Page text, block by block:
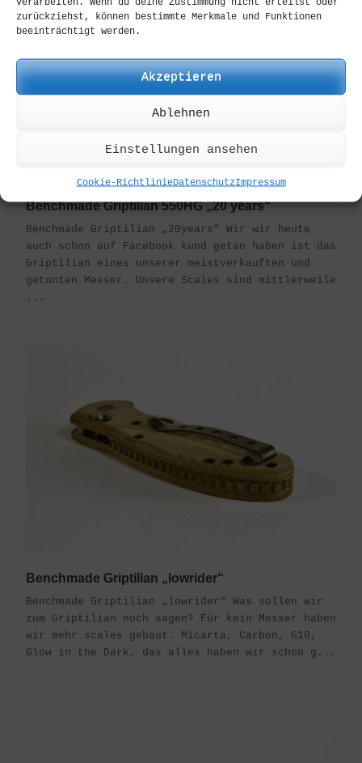
zurückziehst, können bestimmte Merkmale und Funktionen
beeinträchtigt werden.
Akzeptieren
Ablehnen
Einstellungen ansehen
Cookie-RichtlinieDatenschutzImpressum
Benchmade Griptilian 550HG „20 years“
Benchmade Griptilian „20years“ Wir wir heute
auch schon auf Facebook kund getan haben ist das
Griptilian eines unserer meistverkauften und
getunten Messer. Unsere Scales sind mittlerweile
...
Benchmade Griptilian „lowrider“
Benchmade Griptilian „lowrider“ Was sollen wir
zum Griptilian noch sagen? Für kein Messer haben
wir mehr scales gebaut. Micarta, Carbon, G10,
Glow in the Dark, das alles haben wir schon g...